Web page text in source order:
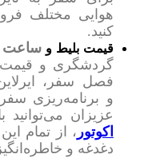
هوایی مختلف
کنید.
قیمت بلیط و ساعت
گردشگری و قیمت
فصل سفر،
و برنامه‌ریزی
عزیزان
اکوتور ، از تمام
دغدغه و